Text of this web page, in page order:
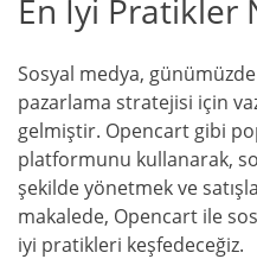
En İyi Pratikler
Sosyal medya,
pazarlama stratejisi için
gelmiştir. Opencart gibi
platformunu kullanarak,
şekilde yönetmek ve
makalede, Opencart ile
iyi pratikleri keşfedeceğiz.